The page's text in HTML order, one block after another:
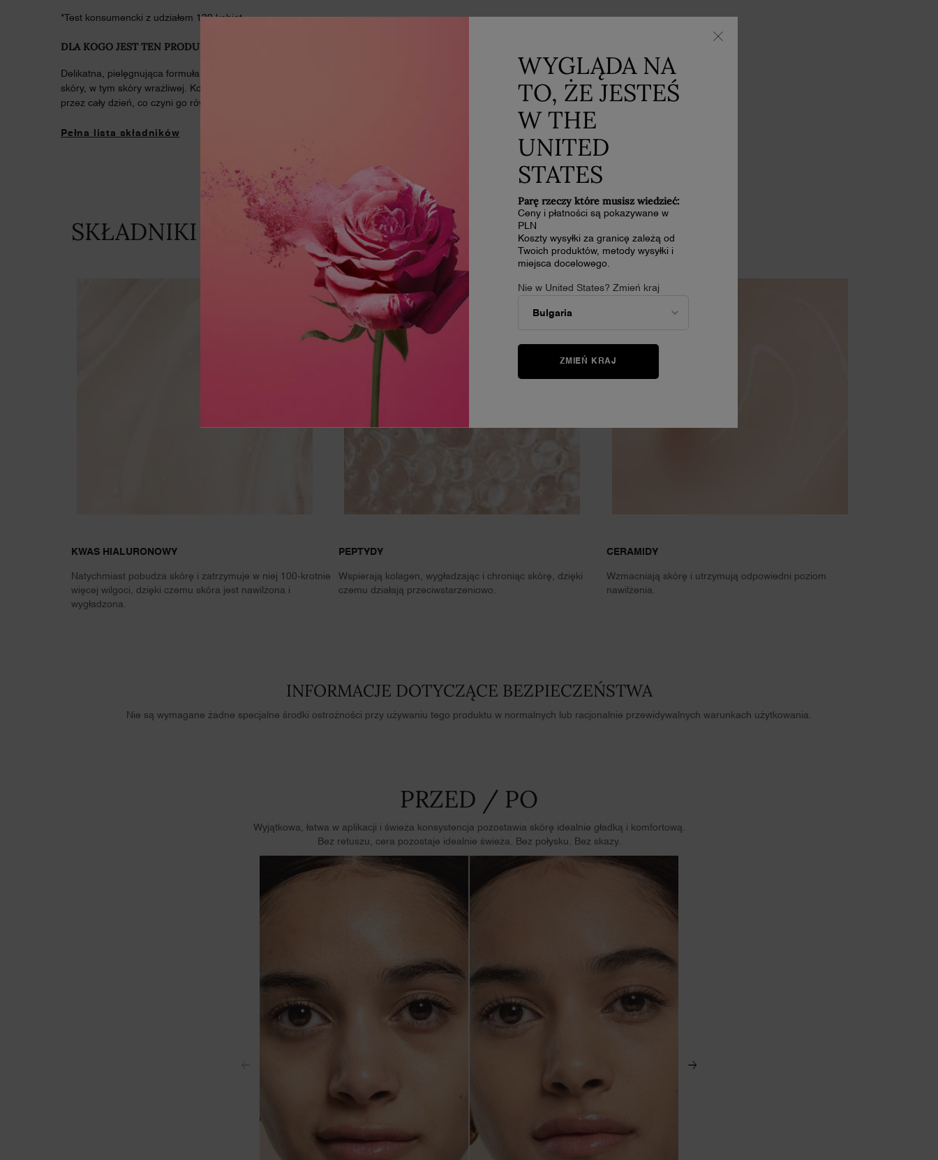
*Test konsumencki z udziałem 139 kobiet.
DLA KOGO JEST TEN PRODUKT?
Delikatna, pielęgnująca formuła z dodatkiem serum jest idealna dla każdego rodzaju
skóry, w tym skóry wrażliwej. Korektor Teint Idole Ultra Wear Care & Glow nawilża skórę
przez cały dzień, co czyni go również doskonałym wyborem dla skóry suchej.
Pełna lista składników
SKŁADNIKI
KWAS HIALURONOWY
Natychmiast pobudza skórę i zatrzymuje w niej 100-krotnie
więcej wilgoci, dzięki czemu skóra jest nawilżona i
wygładzona.
PEPTYDY
Wspierają kolagen, wygładzając i chroniąc skórę, dzięki
czemu działają przeciwstarzeniowo.
CERAMIDY
Wzmacniają skórę i utrzymują odpowiedni poziom
nawilżenia. ​
INFORMACJE DOTYCZĄCE BEZPIECZEŃSTWA
Nie są wymagane żadne specjalne środki ostrożności przy używaniu tego produktu w normalnych lub racjonalnie przewidywalnych warunkach użytkowania.
PRZED / PO
Wyjątkowa, łatwa w aplikacji i świeża konsystencja pozostawia skórę idealnie gładką i komfortową.
Bez retuszu, cera pozostaje idealnie świeża. Bez połysku. Bez skazy.
WYGLĄDA NA
TO, ŻE JESTEŚ
W THE
UNITED
STATES
Parę rzeczy które musisz wiedzieć:
Ceny i płatności są pokazywane w
PLN
Koszty wysyłki za granicę zależą od
Twoich produktów, metody wysyłki i
miejsca docelowego.
Nie w United States? Zmień kraj
ZMIEŃ KRAJ